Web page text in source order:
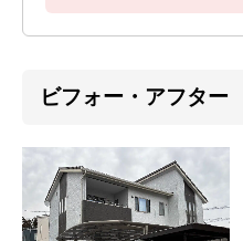
ビフォー・アフター